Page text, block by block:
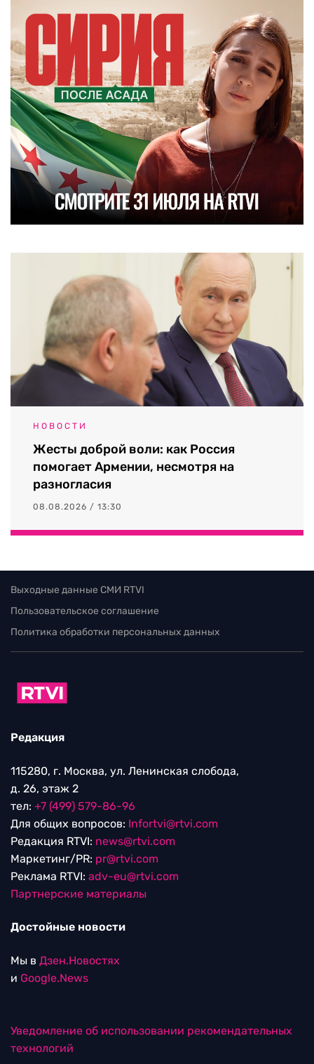
НОВОСТИ
Жесты доброй воли: как Россия
помогает Армении, несмотря на
разногласия
08.08.2026 / 13:30
Выходные данные СМИ RTVI
Пользовательское соглашение
Политика обработки персональных данных
Редакция
115280, г. Москва, ул. Ленинская слобода,
д. 26, этаж 2
тел: +7 (499) 579-86-96
Для общих вопросов: Infortvi@rtvi.com
Редакция RTVI: news@rtvi.com
Маркетинг/PR: pr@rtvi.com
Реклама RTVI: adv-eu@rtvi.com
Партнерские материалы
Достойные новости
Мы в Дзен.Новостях
и Google.News
Уведомление об использовании рекомендательных
технологий